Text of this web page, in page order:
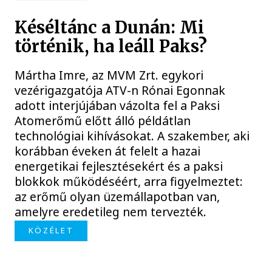
Késéltánc a Dunán: Mi
történik, ha leáll Paks?
Mártha Imre, az MVM Zrt. egykori
vezérigazgatója ATV-n Rónai Egonnak
adott interjújában vázolta fel a Paksi
Atomerőmű előtt álló példátlan
technológiai kihívásokat. A szakember, aki
korábban éveken át felelt a hazai
energetikai fejlesztésekért és a paksi
blokkok működéséért, arra figyelmeztet:
az erőmű olyan üzemállapotban van,
amelyre eredetileg nem tervezték.
KÖZÉLET